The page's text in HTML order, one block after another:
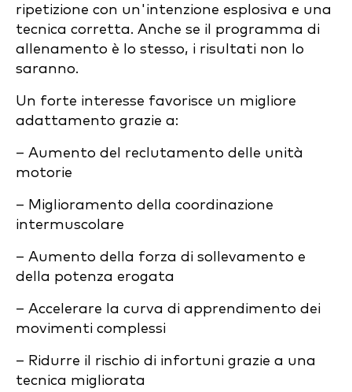
ripetizione con un'intenzione esplosiva e una
tecnica corretta. Anche se il programma di
allenamento è lo stesso, i risultati non lo
saranno.
Un forte interesse favorisce un migliore
adattamento grazie a:
– Aumento del reclutamento delle unità
motorie
– Miglioramento della coordinazione
intermuscolare
– Aumento della forza di sollevamento e
della potenza erogata
– Accelerare la curva di apprendimento dei
movimenti complessi
– Ridurre il rischio di infortuni grazie a una
tecnica migliorata